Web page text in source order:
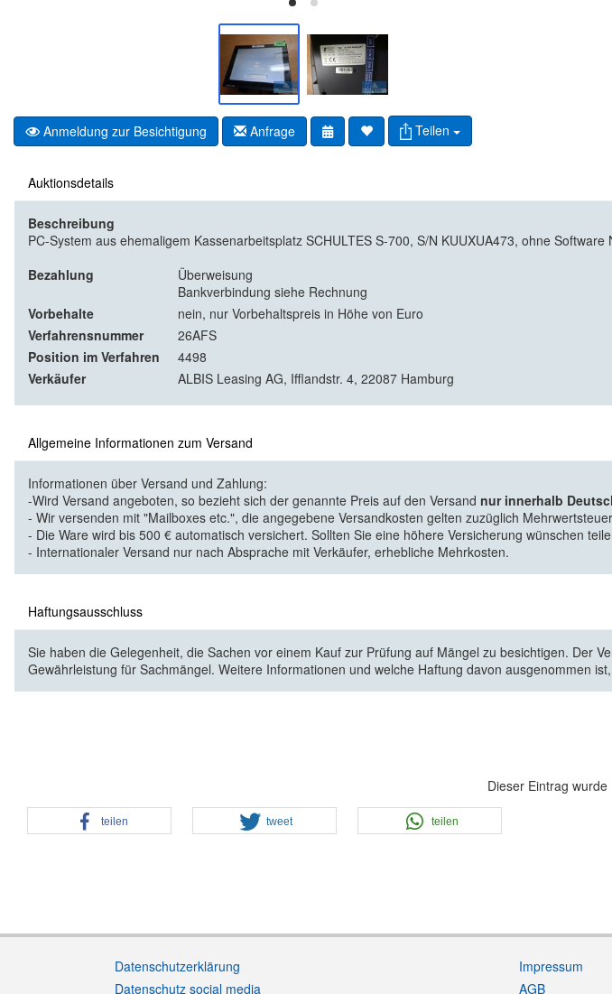
Anmeldung zur Besichtigung Anfrage Teilen
Auktionsdetails
Beschreibung
PC-System aus ehemaligem Kassenarbeitsplatz SCHULTES S-700, S/N KUUXUA473, ohne
Bezahlung
Überweisung
Bankverbindung siehe Rechnung
Vorbehalte
nein, nur Vorbehaltspreis in Höhe von Euro
Verfahrensnummer
26AFS
Position im Verfahren
4498
Verkäufer
ALBIS Leasing AG, Ifflandstr. 4, 22087 Hamburg
Allgemeine Informationen zum Versand
Informationen über Versand und Zahlung:
-Wird Versand angeboten, so bezieht sich der genannte Preis auf den Versand nur innerhalb
- Wir versenden mit "Mailboxes etc.", die angegebene Versandkosten gelten zuzüglich
- Die Ware wird bis 500 € automatisch versichert. Sollten Sie eine höhere Versicherung wünschen
- Internationaler Versand nur nach Absprache mit Verkäufer, erhebliche Mehrkosten.
Haftungsausschluss
Sie haben die Gelegenheit, die Sachen vor einem Kauf zur Prüfung auf Mängel zu besichtigen. Der
Gewährleistung für Sachmängel. Weitere Informationen und welche Haftung davon ausgenommen
Dieser Eintrag
teilen tweet teilen
Datenschutzerklärung
Datenschutz social media
Impressum
AGB